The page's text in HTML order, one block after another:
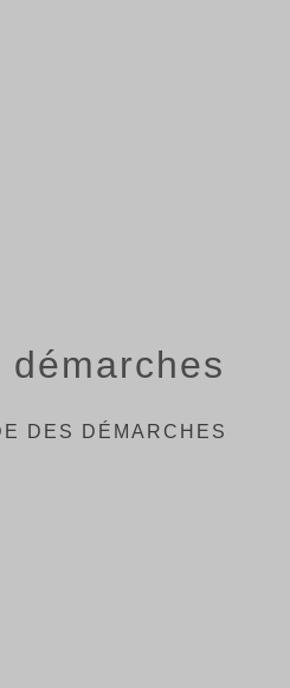
DES DÉMARCHES